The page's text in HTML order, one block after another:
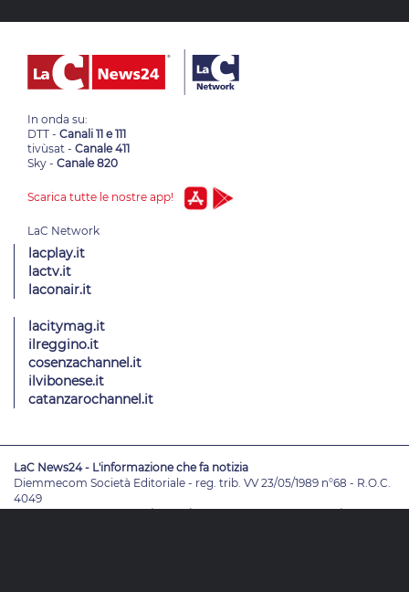
In onda su:
DTT - Canali 11 e 111
tivùsat - Canale 411
Sky - Canale 820
Scarica tutte le nostre app!
lacplay.it
lactv.it
laconair.it
lacitymag.it
ilreggino.it
cosenzachannel.it
ilvibonese.it
catanzarochannel.it
LaC News24 - L'informazione che fa notizia
Diemmecom Società Editoriale - reg. trib. VV 23/05/1989 n°68 - R.O.C.
4049
Direttore ResponsabileAlessandro Russo- VicedirettoriEnrico De